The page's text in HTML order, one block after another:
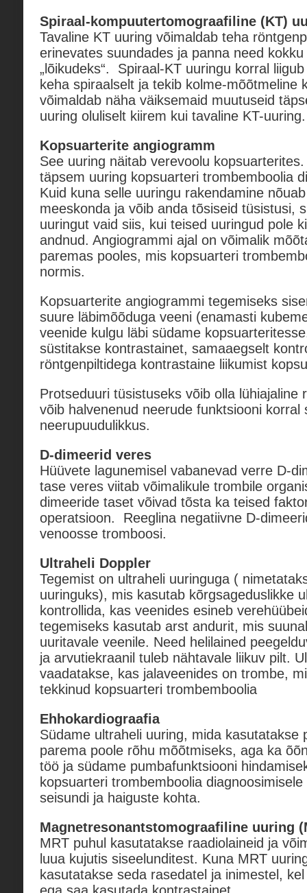
Spiraal-kompuutertomograafiline (KT)
Tavaline KT uuring võimaldab teha
erinevates suundades ja panna need
„lõikudeks“. Spiraal-KT uuringu korral
keha spiraalselt ja tekib kolme-mõõtmeline
võimaldab näha väiksemaid muutuseid
uuring oluliselt kiirem kui tavaline KT-uuring.
Kopsuarterite angiogramm
See uuring näitab verevoolu
täpsem uuring kopsuarteri trombemboolia
Kuid kuna selle uuringu rakendamine
meeskonda ja võib anda tõsiseid tüsistusi,
uuringut vaid siis, kui teised uuringud pole
andnud. Angiogrammi ajal on võimalik
paremas pooles, mis kopsuarteri
normis.
Kopsuarterite angiogrammi tegemiseks
suure läbimõõduga veeni (enamasti
veenide kulgu läbi südame
süstitakse kontrastainet, samaaegselt
röntgenpiltidega kontrastaine liikumist
Protseduuri tüsistuseks võib olla lühiajaline
võib halvenenud neerude funktsiooni korral
neerupuudulikkus.
D-dimeerid veres
Hüüvete lagunemisel vabanevad verre D-
tase veres viitab võimalikule trombile
dimeeride taset võivad tõsta ka teised
operatsioon. Reeglina negatiivne D-
venoosse tromboosi.
Ultraheli Doppler
Tegemist on ultraheli uuringuga (
uuringuks), mis kasutab kõrgsageduslikke
kontrollida, kas veenides esineb
tegemiseks kasutab arst andurit, mis
uuritavale veenile. Need helilained
ja arvutiekraanil tuleb nähtavale liikuv pilt.
vaadatakse, kas jalaveenides on trombe,
tekkinud kopsuarteri trombemboolia
Ehhokardiograafia
Südame ultraheli uuring, mida kasutatakse
parema poole rõhu mõõtmiseks, aga ka
töö ja südame pumbafunktsiooni
kopsuarteri trombemboolia
seisundi ja haiguste kohta.
Magnetresonantstomograafiline uuring
MRT puhul kasutatakse raadiolaineid ja
luua kujutis siseelunditest. Kuna MRT
kasutatakse seda rasedatel ja inimestel,